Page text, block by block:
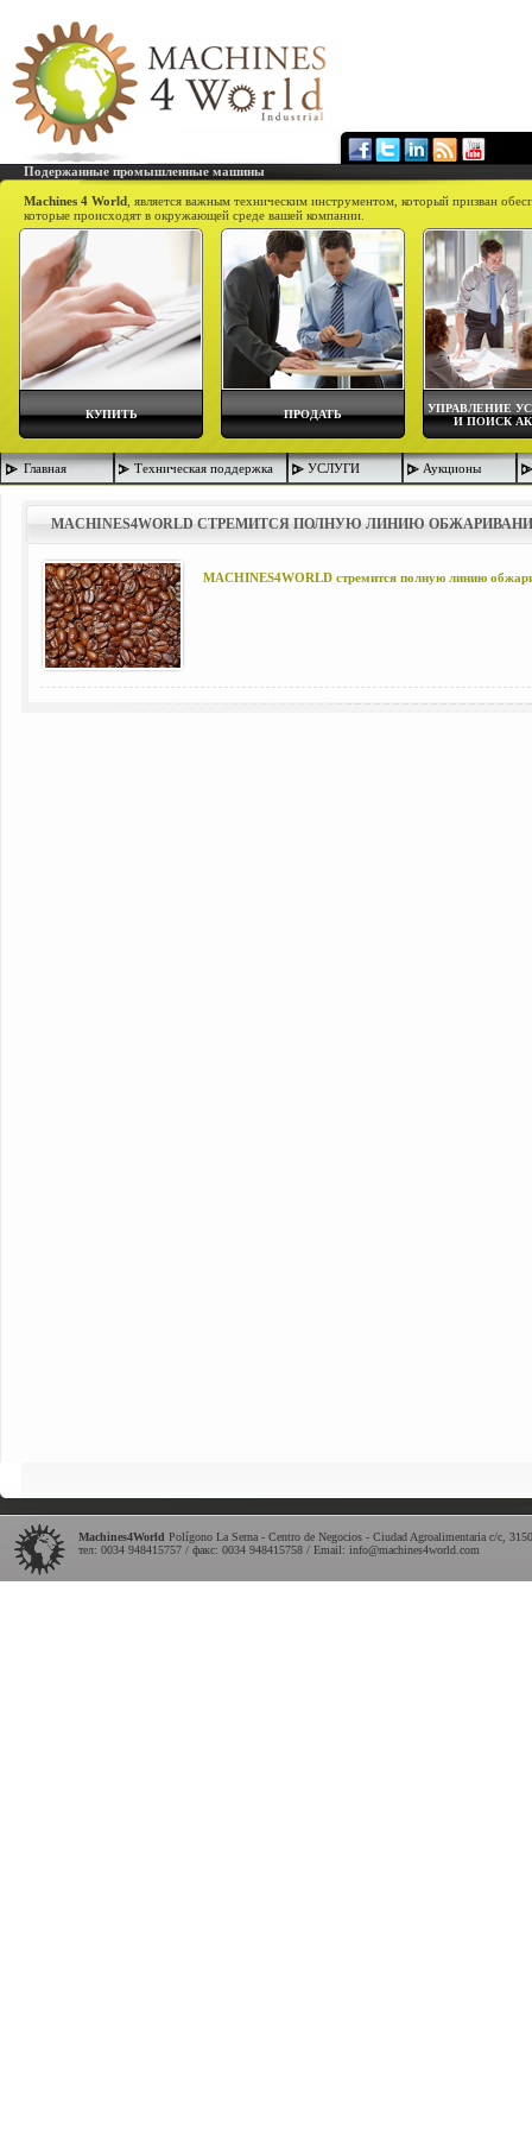
Подержанные промышленные машины
Machines 4 World , является важным техническим инструментом, который призван
которые происходят в окружающей среде вашей компании.
УПРАВЛЕНИЕ
И ПОИСК
ПРОДАТЬ
КУПИТЬ
Главная Техническая поддержка УСЛУГИ Аукционы
MACHINES4WORLD СТРЕМИТСЯ ПОЛНУЮ ЛИНИЮ
MACHINES4WORLD стремится полную линию
Machines4World Polígono La Serna - Centro de Negocios - Ciudad Agroalimentaria c/c
тел: 0034 948415757 / факс: 0034 948415758 / Email: info@machines4world.com